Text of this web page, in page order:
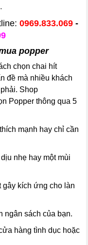
0969.833.069 -
popper
chọn chai hít
đề mà nhiều khách
Shop
Popper thông qua 5
mạnh hay chỉ cần
nhẹ hay một mùi
gây kích ứng cho làn
ngân sách của bạn.
hàng tình dục hoặc